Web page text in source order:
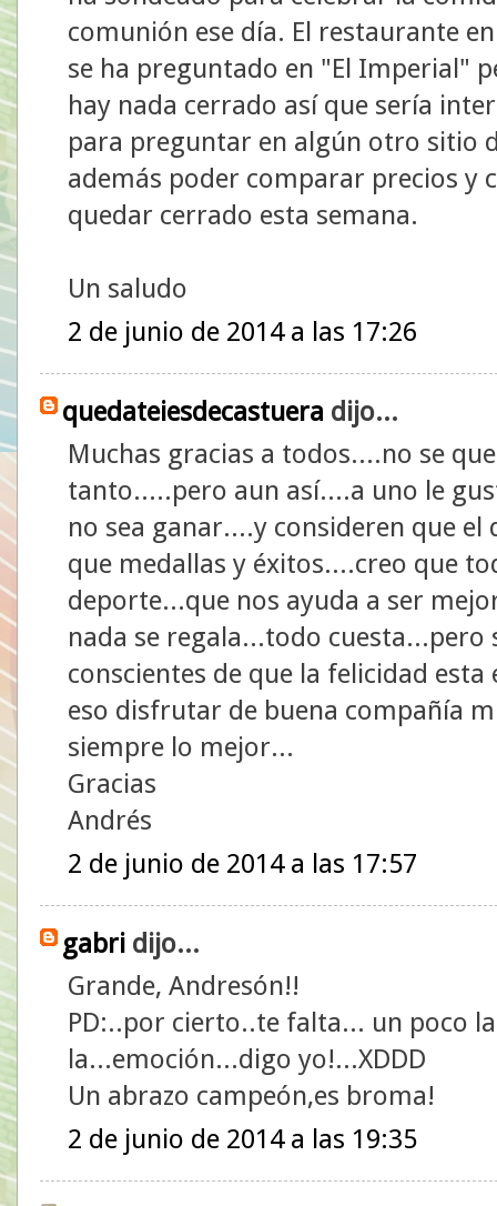
comunión ese día. El restaurante
se ha preguntado en "El Imperial"
hay nada cerrado así que sería
para preguntar en algún otro sitio
además poder comparar precios y
quedar cerrado esta semana.
Un saludo
2 de junio de 2014 a las 17:26
quedateiesdecastuera dijo...
Muchas gracias a todos....no se
tanto.....pero aun así....a uno le
no sea ganar....y consideren que
que medallas y éxitos....creo que
deporte...que nos ayuda a ser
nada se regala...todo
conscientes de que la felicidad
eso disfrutar de buena compañía
siempre lo mejor...
Gracias
Andrés
2 de junio de 2014 a las 17:57
gabri dijo...
Grande, Andresón!!
PD:..por cierto..te falta... un poco
la...emoción...digo yo!...XDDD
Un abrazo campeón,es broma!
2 de junio de 2014 a las 19:35